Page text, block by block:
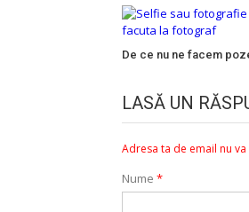
De ce nu ne facem
LASĂ UN
Adresa ta de email nu
Nume *